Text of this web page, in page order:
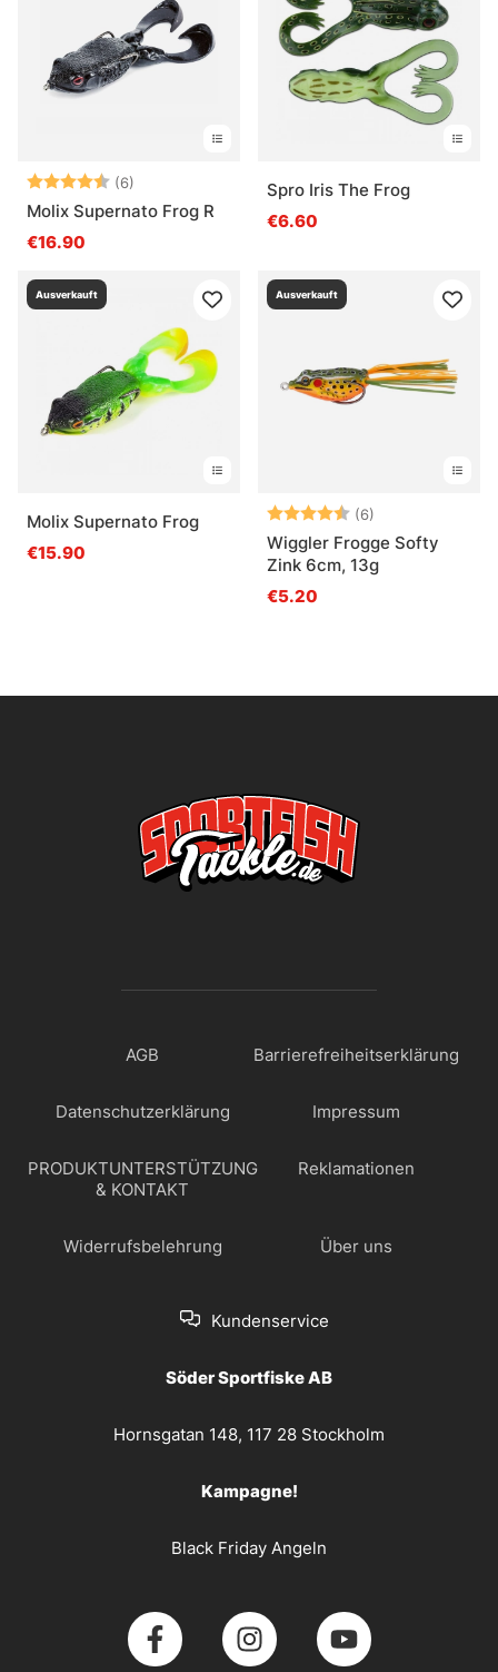
Bewertung:(6)
4.3 von 5 Sternen
Molix Supernato Frog R
€16.90
Spro Iris The Frog
€6.60
Ausverkauft
Molix Supernato Frog
€15.90
Ausverkauft
Bewertung:(6)
Wiggler Frogge Softy
Zink 6cm, 13g
€5.20
AGB Barrierefreiheitserklärung
Datenschutzerklärung Impressum
PRODUKTUNTERSTÜTZUNG
& KONTAKT
Reklamationen
Widerrufsbelehrung Über uns
Kundenservice
Söder Sportfiske AB
Hornsgatan 148, 117 28 Stockholm
Kampagne!
Black Friday Angeln